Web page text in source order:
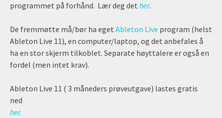
programmet på forhånd. Lær deg det her.
De fremmøtte må/bør ha eget Ableton Live program (helst
Ableton Live 11), en computer/laptop, og det anbefales å
ha en stor skjerm tilkoblet. Separate høyttalere er også en
fordel (men intet krav).
Ableton Live 11 ( 3 måneders prøveutgave) lastes gratis
ned
her.